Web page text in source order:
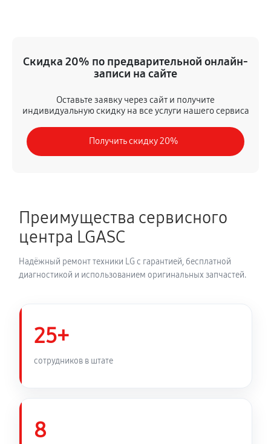
Замена шлейфа аудиосистемы LG FJ7
50 минут
Замена разъема питания
900 руб 40 минут
Замена динамика аудиосистемы LG FJ7
1350 руб
Обновление ПО аудиосистемы LG FJ7
Замена корпуса аудиосистемы LG FJ7
Скидка 20% по предварительной онлайн-
записи на сайте
Оставьте заявку через сайт и получите
индивидуальную скидку на все услуги нашего сервиса
Получить скидку 20%
Преимущества сервисного
центра LGASC
Надёжный ремонт техники LG с гарантией, бесплатной
диагностикой и использованием оригинальных запчастей.
25+
сотрудников в штате
8